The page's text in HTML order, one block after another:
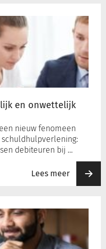
en onwettelijk
nieuw fenomeen
debiteuren bij …
Lees meer